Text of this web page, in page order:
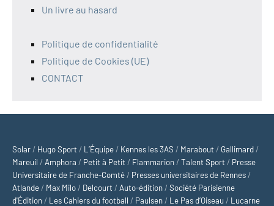
Un livre au hasard
Politique de confidentialité
Politique de Cookies (UE)
CONTACT
Solar / Hugo Sport / L’Équipe / Kennes les 3AS / Marabout / Gallimard /
Mareuil / Amphora / Petit à Petit / Flammarion /Talent Sport / Presse
Universitaire de Franche-Comté / Presses universitaires de Rennes /
Atlande / Max Milo / Delcourt / Auto-édition /Société Parisienne
d'Édition / Les Cahiers du football / Paulsen / Le Pas d’Oiseau / Lucarne